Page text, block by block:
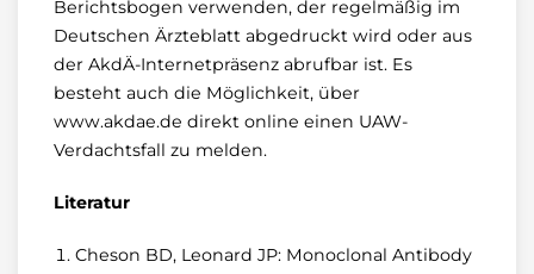
Berichtsbogen verwenden, der regelmäßig im
Deutschen Ärzteblatt abgedruckt wird oder aus
der AkdÄ-Internetpräsenz abrufbar ist. Es
besteht auch die Möglichkeit, über
www.akdae.de direkt online einen UAW-
Verdachtsfall zu melden.
Literatur
Cheson BD, Leonard JP: Monoclonal Antibody